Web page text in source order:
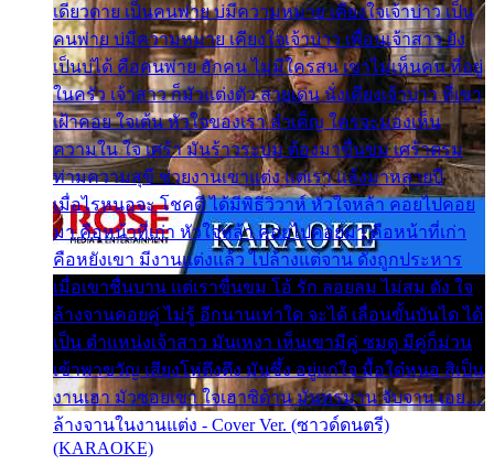
เดียวดาย เป็นคนพ่าย บ่มีความหมาย เคียงใจเจ้าบ่าว เป็น
คนพ่าย บ่มีความหมาย เคียงใจเจ้าบ่าว เพื่อนเจ้าสาว ยัง
เป็นบ่ได้ คือคนพ่าย ฮักคน ไม่มีใครสน เขาไม่เห็นคน ที่อยู่
ในครัว เจ้าสาว ก็มัวแต่งตัว สวยเด่น นั่งเคียงเจ้าบ่าว ที่เขา
เฝ้าคอย ใจเต้น หัวใจของเรา ลำเค็ญ ใครจะมองเห็น
ความใน ใจ เศร้า มันร้าวระบม ต้องมาขื่นขม เศร้าตรม
ท่ามความสุขี ช่วยงานเขาแต่ง แต่เรา แล้งมาหลายปี
เมื่อไรหนอจะ โชคดี ได้มีพิธีวิวาห์ หัวใจหล้า คอยไปคอย
มา คือหน้าที่เก่า หัวใจหล้า คอยไปคอยมา คือหน้าที่เก่า
คือหยังเขา มีงานแต่งแล้ว ไปล้างแต่จาน ดั่งถูกประหาร
เมื่อเขาชื่นบาน แต่เราขื่นขม โอ้ รัก ลอยลม ไม่สม ดัง ใจ
ล้างจานคอยคู่ ไม่รู้ อีกนานเท่าใด จะได้ เลื่อนขั้นบันได ได้
เป็น ตำแหน่งเจ้าสาว มันเหงา เห็นเขามีคู่ ซมดู มีคู่ก็ม่วน
เข้าพาขวัญ เสียงโห่ตึงตึง มันซึ้ง อยู่แก่ใจ มื้อใด๋หนอ สิเป็น
งานเฮา มัวซอยเขา ใจเฮาซิด้าน มันทรมาน จับจาน เอย…
ล้างจานในงานแต่ง - Cover Ver. (ซาวด์ดนตรี)
(KARAOKE)